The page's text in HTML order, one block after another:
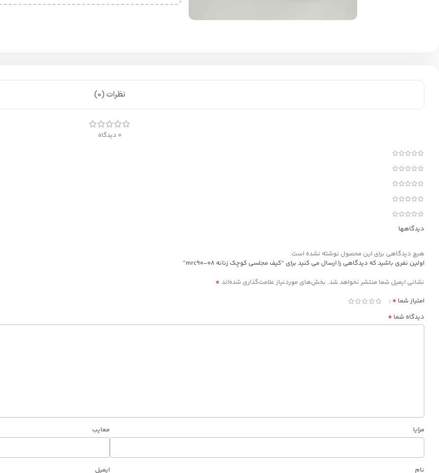
نظرات (0)
0 دیدگاه
دیدگاهها
هیچ دیدگاهی برای این محصول نوشته نشده است.
اولین نفری باشید که دیدگاهی را ارسال می کنید برای “کیف مجلسی کوچک زنانه mrc90-08”
نشانی ایمیل شما منتشر نخواهد شد. بخش‌های موردنیاز علامت‌گذاری شده‌اند *
امتیاز شما *
دیدگاه شما *
مزایا معایب
نام ایمیل